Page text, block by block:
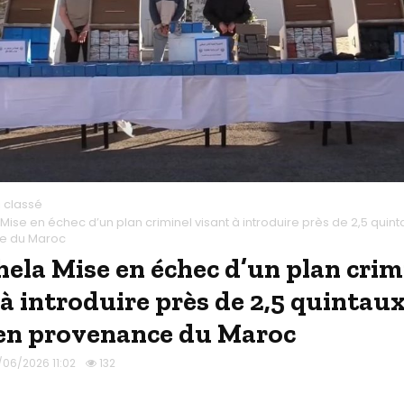
classé
en échec d’un plan criminel visant à introduire près de 2,5
du Maroc
Mise en échec d’un plan
introduire près de 2,5
provenance du Maroc
2026 11:02 132